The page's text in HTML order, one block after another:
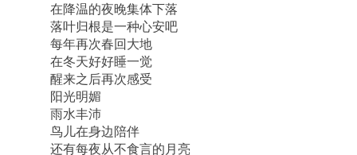
在降温的夜晚集体下落
落叶归根是一种心安吧
每年再次春回大地
在冬天好好睡一觉
醒来之后再次感受
阳光明媚
雨水丰沛
鸟儿在身边陪伴
还有每夜从不食言的月亮